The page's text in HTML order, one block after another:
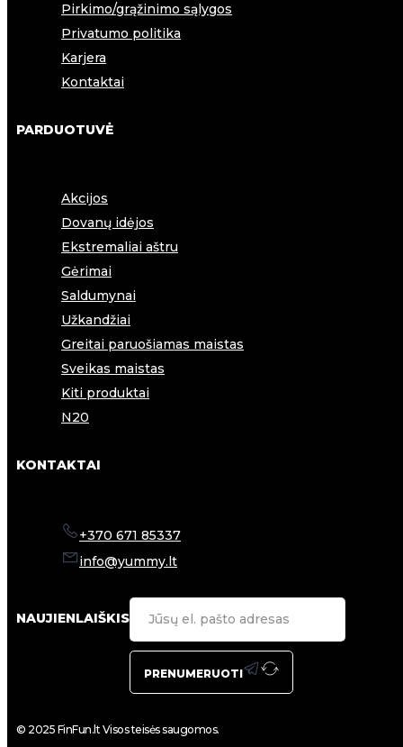
Pirkimo/grąžinimo sąlygos
Privatumo politika
Karjera
Kontaktai
PARDUOTUVĖ
Akcijos
Dovanų idėjos
Ekstremaliai aštru
Gėrimai
Saldumynai
Užkandžiai
Greitai paruošiamas maistas
Sveikas maistas
Kiti produktai
N20
KONTAKTAI
+370 671 85337
info@yummy.lt
NAUJIENLAIŠKIS
PRENUMERUOTI
© 2025 FinFun.lt Visos teisės saugomos.